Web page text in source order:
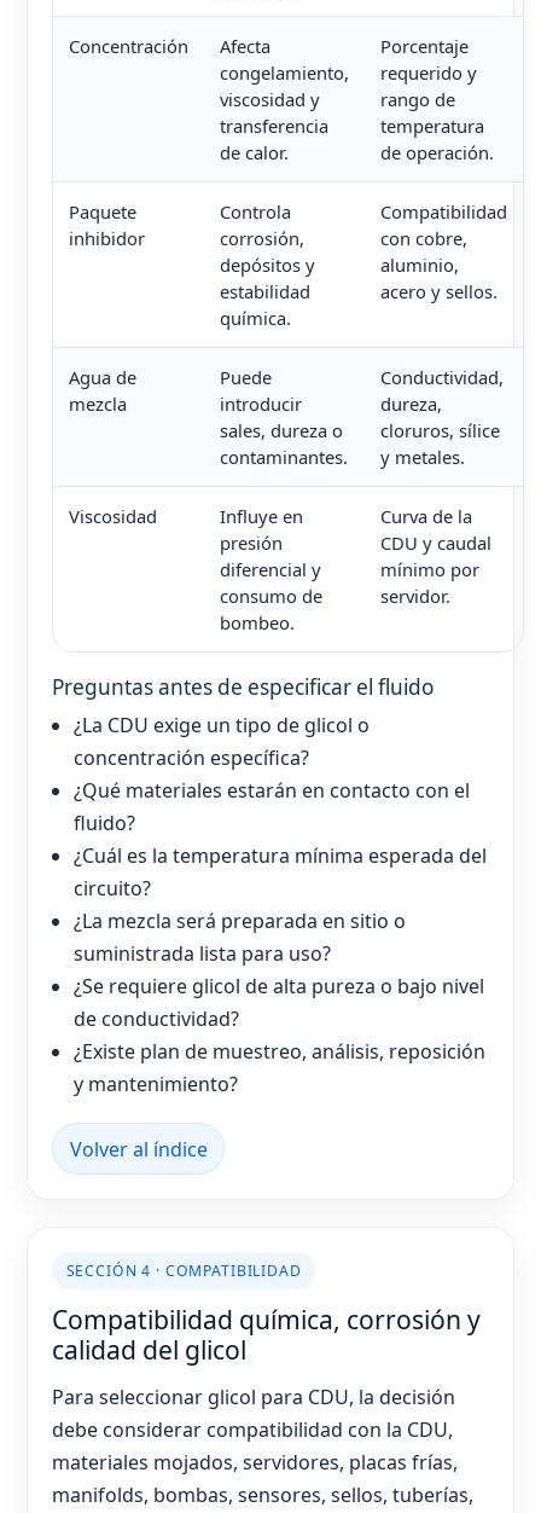
Concentración
Afecta
congelamiento,
viscosidad y
transferencia
de calor.
Porcentaje
requerido y
rango de
temperatura
de operación.
Paquete
inhibidor
Controla
corrosión,
depósitos y
estabilidad
química.
Compatibilidad
con cobre,
aluminio,
acero y sellos.
Agua de
mezcla
Puede
introducir
sales, dureza o
contaminantes.
Conductividad,
dureza,
cloruros, sílice
y metales.
Viscosidad
Influye en
presión
diferencial y
consumo de
bombeo.
Curva de la
CDU y caudal
mínimo por
servidor.
Preguntas antes de especificar el fluido
¿La CDU exige un tipo de glicol o
concentración específica?
¿Qué materiales estarán en contacto con el
fluido?
¿Cuál es la temperatura mínima esperada del
circuito?
¿La mezcla será preparada en sitio o
suministrada lista para uso?
¿Se requiere glicol de alta pureza o bajo nivel
de conductividad?
¿Existe plan de muestreo, análisis, reposición
y mantenimiento?
Volver al índice
SECCIÓN 4 · COMPATIBILIDAD
Compatibilidad química, corrosión y
calidad del glicol
Para seleccionar glicol para CDU, la decisión
debe considerar compatibilidad con la CDU,
materiales mojados, servidores, placas frías,
manifolds, bombas, sensores, sellos, tuberías,